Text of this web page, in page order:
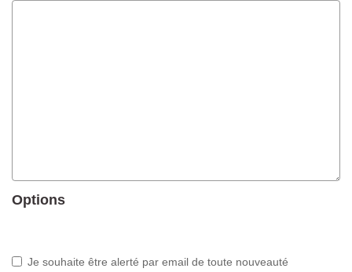
Options
Je souhaite être alerté par email de toute nouveauté